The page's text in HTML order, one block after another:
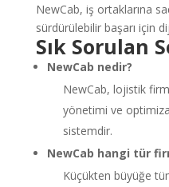
NewCab, iş ortaklarına
sürdürülebilir başarı için
Sık Sorulan
NewCab nedir?
NewCab, lojistik
yönetimi ve
sistemdir.
NewCab hangi tür
Küçükten büyüğe